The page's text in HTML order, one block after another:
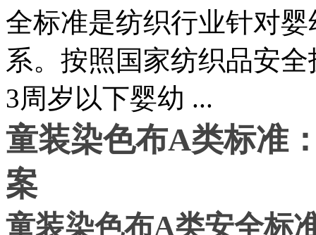
全标准是纺织行业针对
系。按照国家纺织品安
3周岁以下婴幼 ...
童装染色布A类标准
案
童装染色布A类安全标